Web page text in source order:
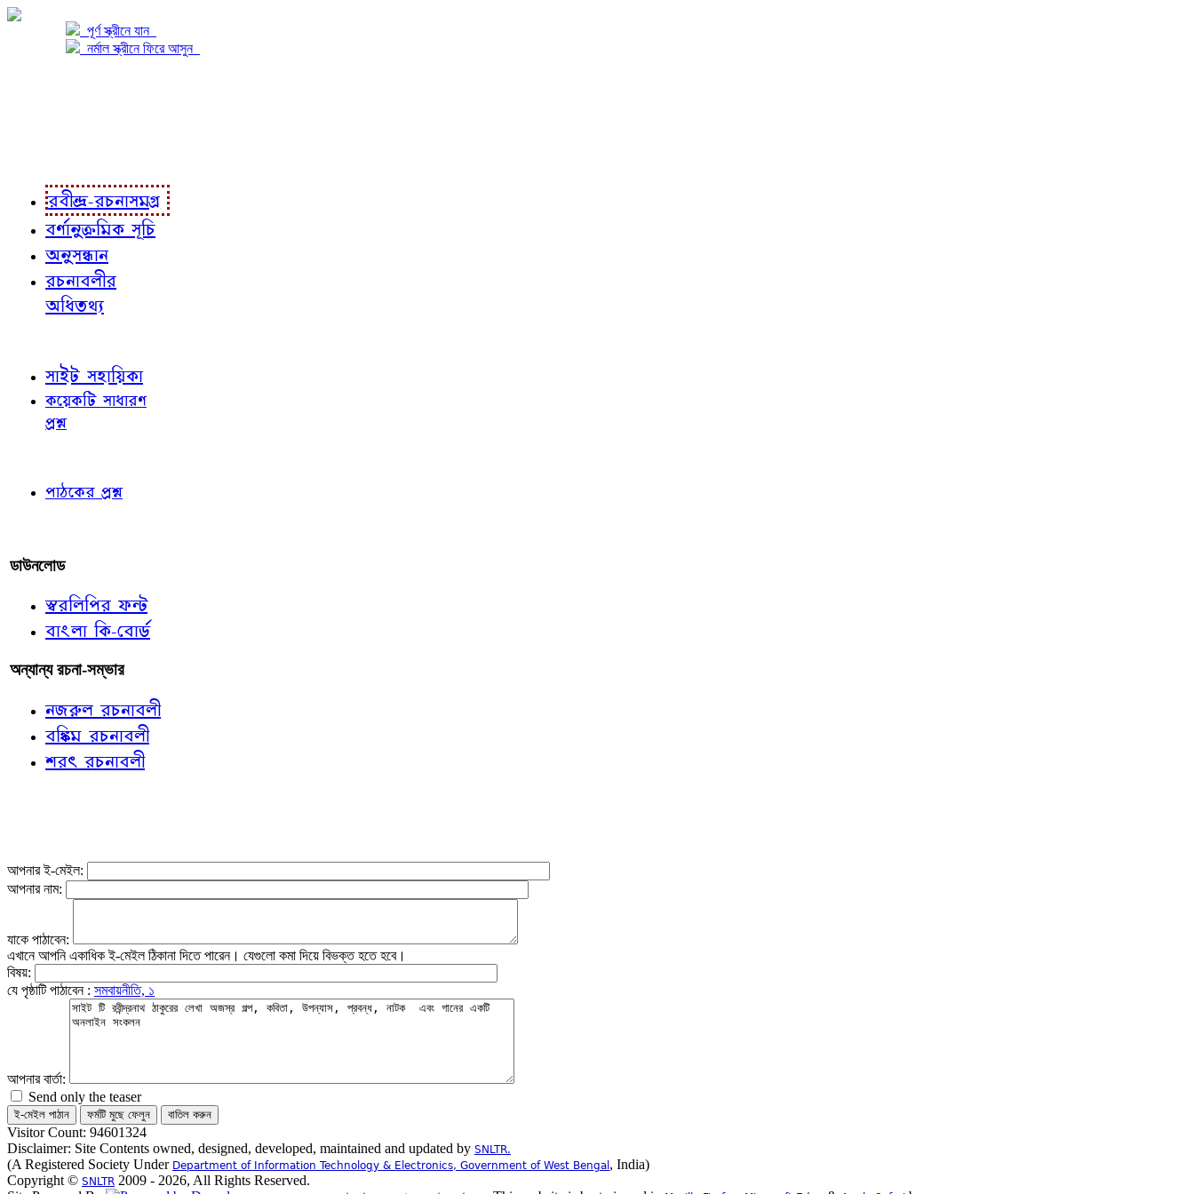
পূর্ণ স্ক্রীনে যান
নর্মাল স্ক্রীনে ফিরে আসুন
রবীন্দ্র-রচনাসমগ্র
বর্ণানুক্রমিক সূচি
অনুসন্ধান
রচনাবলীর
অধিতথ্য
সাইট সহায়িকা
কয়েকটি সাধারণ
প্রশ্ন
পাঠকের প্রশ্ন
ডাউনলোড
স্বরলিপির ফন্ট
বাংলা কি-বোর্ড
অন্যান্য রচনা-সম্ভার
নজরুল রচনাবলী
বঙ্কিম রচনাবলী
শরৎ রচনাবলী
আপনার ই-মেইল:
আপনার নাম:
যাকে পাঠাবেন:
এখানে আপনি একাধিক ই-মেইল ঠিকানা দিতে পারেন। যেগুলো কমা দিয়ে বিভক্ত হতে হবে।
বিষয়:
যে পৃষ্ঠাটি পাঠাবেন : সমবায়নীতি, ১
আপনার বার্তা:
Send only the teaser
Visitor Count: 94601324
Disclaimer: Site Contents owned, designed, developed, maintained and updated by SNLTR.
(A Registered Society Under Department of Information Technology & Electronics, Government of West Bengal , India)
Copyright © SNLTR 2009 - 2026, All Rights Reserved.